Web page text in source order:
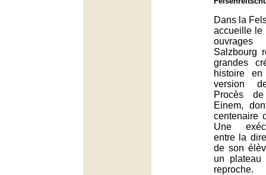
Dans la
accueille le
Salzbourg
grandes
histoire
version
Procès
Einem,
centenaire
Une
entre la
de son
un plateau
reproche.